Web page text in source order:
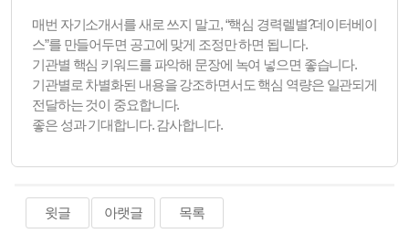
매번 자기소개서를 새로 쓰지 말고, “핵심 경력렐별?데이터베이
스”를 만들어두면 공고에 맞게 조정만 하면 됩니다.
기관별 핵심 키워드를 파악해 문장에 녹여 넣으면 좋습니다.
기관별로 차별화된 내용을 강조하면서도 핵심 역량은 일관되게
전달하는 것이 중요합니다.
좋은 성과 기대합니다. 감사합니다.
윗글 아랫글 목록